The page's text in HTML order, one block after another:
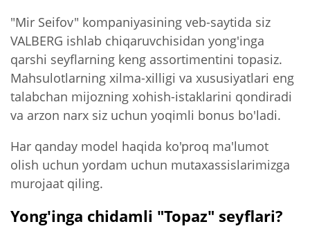
"Mir Seifov" kompaniyasining veb-saytida siz
VALBERG ishlab chiqaruvchisidan yong'inga
qarshi seyflarning keng assortimentini topasiz.
Mahsulotlarning xilma-xilligi va xususiyatlari eng
talabchan mijozning xohish-istaklarini qondiradi
va arzon narx siz uchun yoqimli bonus bo'ladi.
Har qanday model haqida ko'proq ma'lumot
olish uchun yordam uchun mutaxassislarimizga
murojaat qiling.
Yong'inga chidamli "Topaz" seyflari?